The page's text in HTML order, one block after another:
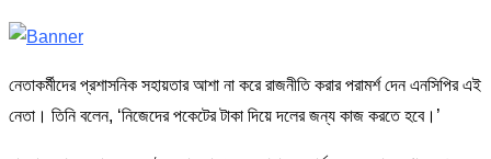
নেতাকর্মীদের প্রশাসনিক সহায়তার আশা না করে রাজনীতি করার পরামর্শ দেন এনসিপির এই
নেতা। তিনি বলেন, ‘নিজেদের পকেটের টাকা দিয়ে দলের জন্য কাজ করতে হবে।’